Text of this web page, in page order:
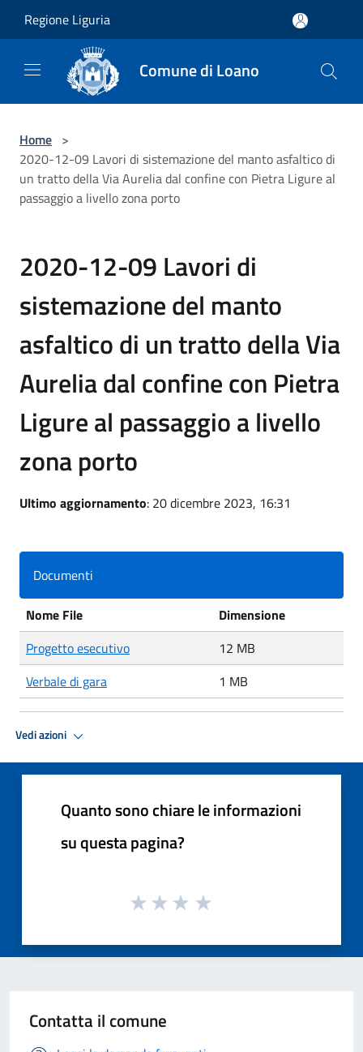
Regione Liguria
Comune di Loano
Home >
2020-12-09 Lavori di sistemazione del manto asfaltico di
un tratto della Via Aurelia dal confine con Pietra Ligure al
passaggio a livello zona porto
2020-12-09 Lavori di
sistemazione del manto
asfaltico di un tratto della Via
Aurelia dal confine con Pietra
Ligure al passaggio a livello
zona porto
Ultimo aggiornamento: 20 dicembre 2023, 16:31
Documenti
Nome File
Dimensione
Progetto esecutivo
12 MB
Verbale di gara
1 MB
Vedi azioni
Quanto sono chiare le informazioni
su questa pagina?
Contatta il comune